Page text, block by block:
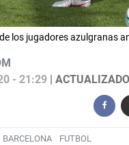
los jugadores azulgranas
- 21:29|
BARCELONA FUTBOL